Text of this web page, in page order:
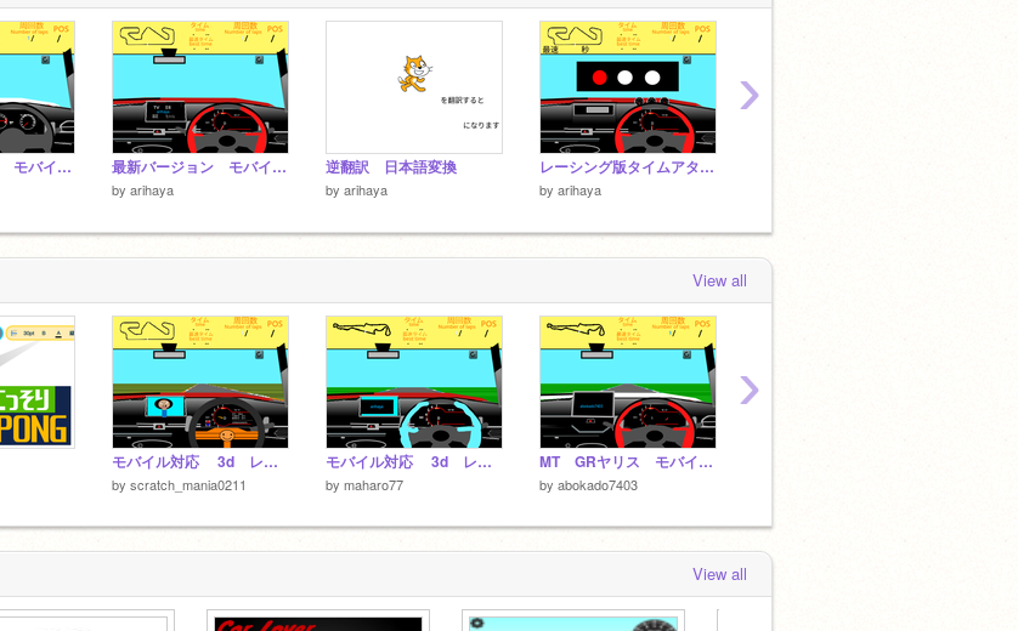
MT GRヤリス モバイル対応 3d レースゲーム ドライビング シミュレーター remix Ver 3.2.1 最新バージョン モバイル対応 3d レースゲーム スープラドライビング シミュレーター remix
by arihaya
逆翻訳 日本語変換
by arihaya
レーシング版タイムアタック用 3Dレースゲーム スープラ ドライビング シミュレーター remix
by arihaya
›
View all
モバイル対応 3d レースゲーム スープラドライビング シミュレーター
by scratch_mania0211
モバイル対応 3d レースゲーム スープラドライビング シミュレーター remix remix
by maharo77
MT GRヤリス モバイル対応 3d レースゲーム ドライビング シミュレーター remix Ver 3.2.1 remix
by abokado7403
›
View all